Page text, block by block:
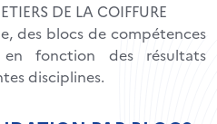
DE LA COIFFURE
des blocs de compétences
fonction des résultats
disciplines.